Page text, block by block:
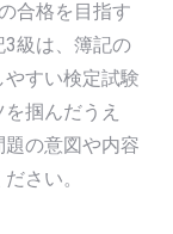
合格を目指す
級は、簿記の
すい検定試験
掴んだうえ
の意図や内容
さい。